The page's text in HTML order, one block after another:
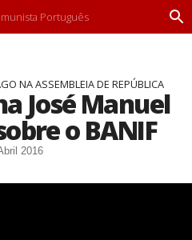
Português
P
NA ASSEMBLEIA DE REPÚBLICA
José Manuel
o BANIF
2016